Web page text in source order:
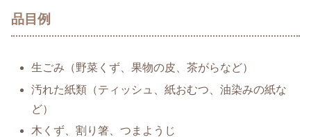
品目例
生ごみ（野菜くず、果物の皮、茶がらなど）
汚れた紙類（ティッシュ、紙おむつ、油染みの紙な
ど）
木くず、割り箸、つまようじ